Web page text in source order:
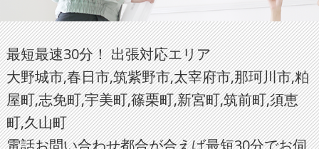
最短最速30分！ 出張対応エリア
大野城市,春日市,筑紫野市,太宰府市,那珂川市,粕
屋町,志免町,宇美町,篠栗町,新宮町,筑前町,須恵
町,久山町
電話お問い合わせ都合が合えば最短30分でお伺